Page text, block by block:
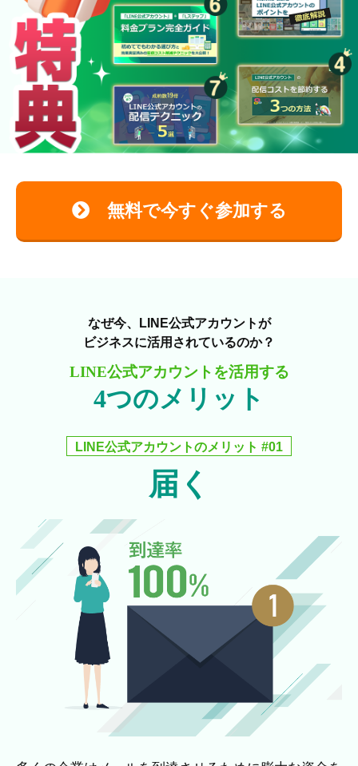
無料で今すぐ参加する
なぜ今、LINE公式アカウントが
ビジネスに活用されているのか？
LINE公式アカウントを活用する
4つのメリット
LINE公式アカウントのメリット #01
届く